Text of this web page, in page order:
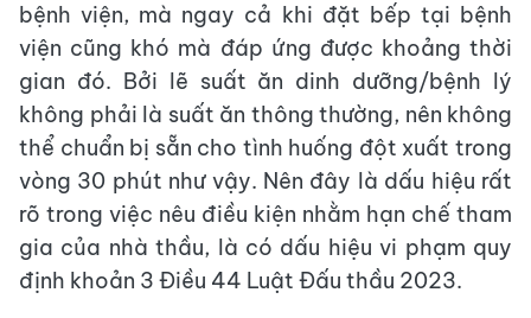
bệnh viện, mà ngay cả khi đặt bếp tại bệnh
viện cũng khó mà đáp ứng được khoảng thời
gian đó. Bởi lẽ suất ăn dinh dưỡng/bệnh lý
không phải là suất ăn thông thường, nên không
thể chuẩn bị sẵn cho tình huống đột xuất trong
vòng 30 phút như vậy. Nên đây là dấu hiệu rất
rõ trong việc nêu điều kiện nhằm hạn chế tham
gia của nhà thầu, là có dấu hiệu vi phạm quy
định khoản 3 Điều 44 Luật Đấu thầu 2023.